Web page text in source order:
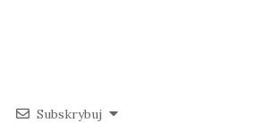
Subskrybuj